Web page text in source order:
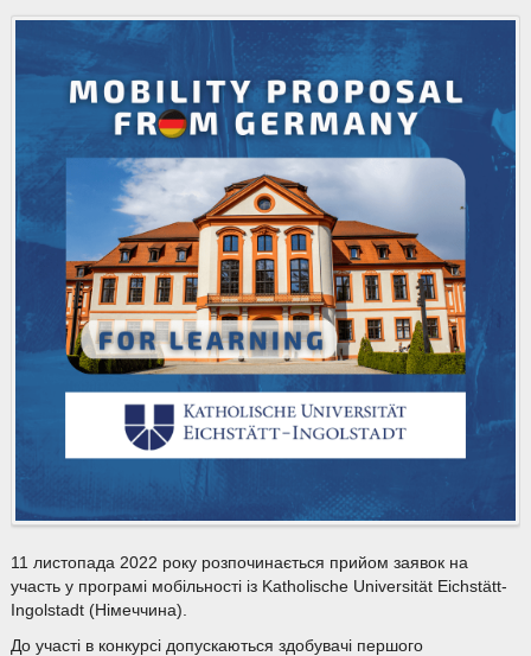
11 листопада 2022 року розпочинається прийом заявок на
участь у програмі мобільності із Katholische Universität Eichstätt-
Ingolstadt (Німеччина).
До участі в конкурсі допускаються здобувачі першого